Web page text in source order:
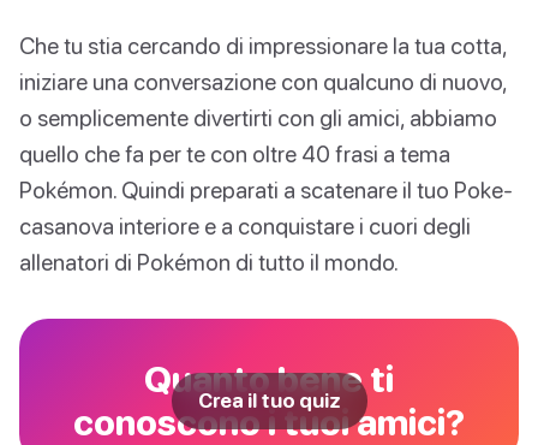
Che tu stia cercando di impressionare la tua cotta,
iniziare una conversazione con qualcuno di nuovo,
o semplicemente divertirti con gli amici, abbiamo
quello che fa per te con oltre 40 frasi a tema
Pokémon. Quindi preparati a scatenare il tuo Poke-
casanova interiore e a conquistare i cuori degli
allenatori di Pokémon di tutto il mondo.
Quanto bene ti
conoscono i tuoi amici?
Crea il tuo quiz